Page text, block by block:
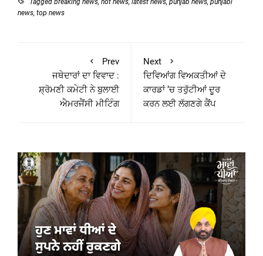
Tagged breaking news, hot news, latest news, punjab news, punjabi
news, top news
Prev
ਜਥੇਦਾਰਾਂ ਦਾ ਵਿਵਾਦ :
ਸ਼੍ਰੋਮਣੀ ਕਮੇਟੀ ਨੇ ਬੁਲਾਈ
ਐਮਰਜੈਂਸੀ ਮੀਟਿੰਗ
Next
ਦਿਵਿਆਂਗ ਵਿਅਕਤੀਆਂ ਦੇ
ਕਾਰਡਾਂ ‘ਚ ਤਰੁੱਟੀਆਂ ਦੂਰ
ਕਰਨ ਲਈ ਲੱਗਣਗੇ ਕੈਂਪ